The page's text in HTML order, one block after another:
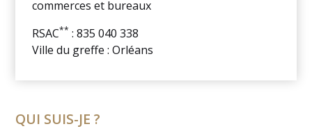
commerces et bureaux
RSAC** : 835 040 338
Ville du greffe : Orléans
QUI SUIS-JE ?